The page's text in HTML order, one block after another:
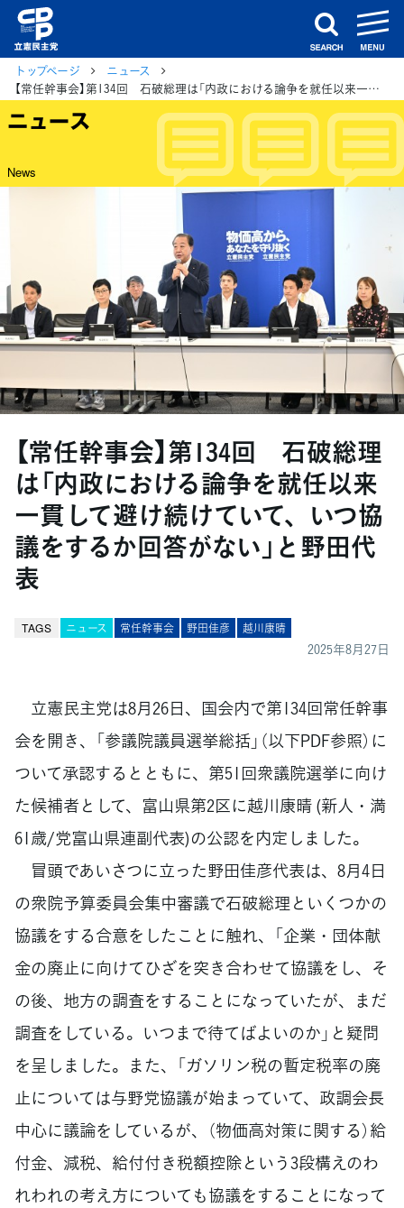
search
トップページ
ニュース
【常任幹事会】第134回 石破総理は「内政における論争を就任以来一貫して避け続けていて、いつ協議をするか回答がない」と野田代表
ニュース
News
【常任幹事会】第134回 石破総理
は「内政における論争を就任以来
一貫して避け続けていて、いつ協
議をするか回答がない」と野田代
表
TAGS ニュース 常任幹事会 野田佳彦 越川康晴
2025年8月27日
立憲民主党は8月26日、国会内で第134回常任幹事
会を開き、「参議院議員選挙総括」（以下PDF参照）に
ついて承認するとともに、第51回衆議院選挙に向け
た候補者として、富山県第2区に越川康晴 (新人・満
61歳/党富山県連副代表)の公認を内定しました。
冒頭であいさつに立った野田佳彦代表は、8月4日
の衆院予算委員会集中審議で石破総理といくつかの
協議をする合意をしたことに触れ、「企業・団体献
金の廃止に向けてひざを突き合わせて協議をし、そ
の後、地方の調査をすることになっていたが、まだ
調査をしている。いつまで待てばよいのか」と疑問
を呈しました。また、「ガソリン税の暫定税率の廃
止については与野党協議が始まっていて、政調会長
中心に議論をしているが、（物価高対策に関する）給
付金、減税、給付付き税額控除という3段構えのわ
れわれの考え方についても協議をすることになって